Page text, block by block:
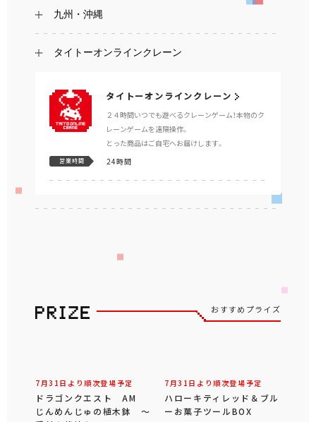
九州・沖縄
タイトーオンラインクレーン
タイトーオンラインクレーン
２４時間いつでも遊べるクレーンゲーム！本物のク
レーンゲームを遠隔操作。
とった商品はご自宅へお届けします。
営業時間 24時間
おすすめプライズ
7月31日より順次登場予定
ドラゴンクエスト AM
じんめんじゅの植木鉢 ～
7月31日より順次登場予定
ハローキティレッド＆ブル
ーお菓子ツールBOX